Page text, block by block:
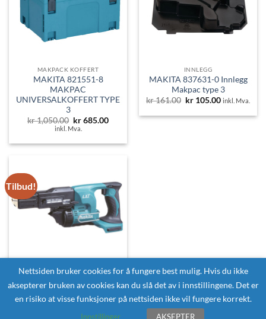
MAKPACK KOFFERT
MAKITA 821551-8
MAKPAC
UNIVERSALKOFFERT TYPE
3
kr1,050.00 Opprinnelig
pris
kr 1,050.00.
kr685.00Nåværende
kr 685.00.
inkl. Mva.
INNLEGG
MAKITA 837631-0 Innlegg
Makpac type 3
kr161.00 Opprinnelig
var:
kr 105.00Nåværende
er:
inkl. Mva.
Tilbud!
SKRUAUTOMATER OG SKRUMASKINER LXT® 18V
Skruautomat LXT ® 18V
Opprinnelig
2,600.00Nåværende
Nettsiden bruker cookies for å fungere best mulig. Hvis du ikke
aksepterer bruken av cookies kan du slå det av i innstillingene. Det er
en risiko at visse funksjoner på nettsiden ikke vil fungere korrekt.
Innstillinger AKSEPTER